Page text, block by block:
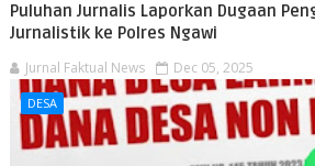
Puluhan Jurnalis Laporkan Dugaan
Jurnalistik ke Polres Ngawi
Jurnal Faktual News Dec 05, 2025
DESA